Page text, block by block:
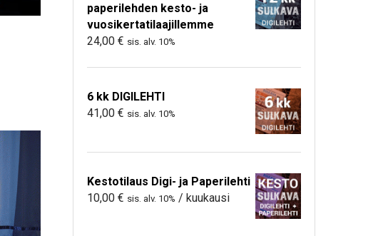
paperilehden kesto- ja
vuosikertatilaajillemme
24,00 € sis. alv. 10%
6 kk DIGILEHTI
41,00 € sis. alv. 10%
Kestotilaus Digi- ja Paperilehti
10,00 € sis. alv. 10% / kuukausi